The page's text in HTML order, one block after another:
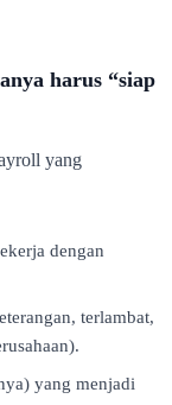
harus “siap
yang
dengan
terlambat,
yang menjadi